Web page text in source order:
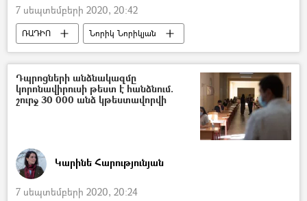
7 սեպտեմբերի 2020, 20:42
ՌԱԴԻՈ
Նորիկ Նորիկյան
փաստաբան
Մարտի 1
«Մարտի 1»-ի գործը
Դպրոցների անձնակազմը
կորոնավիրուսի թեստ է հանձնում.
շուրջ 30 000 անձ կթեստավորվի
Կարինե Հարությունյան
7 սեպտեմբերի 2020, 20:24